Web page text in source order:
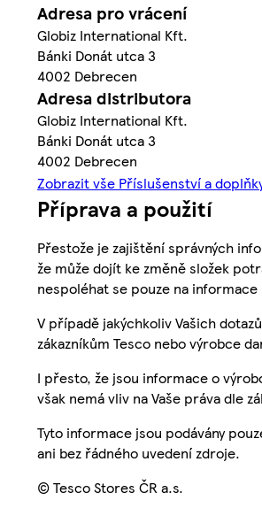
Adresa pro vrácení
Globiz International Kft.
Bánki Donát utca 3
4002 Debrecen
Adresa distributora
Globiz International Kft.
Bánki Donát utca 3
4002 Debrecen
Zobrazit vše Příslušenství a
Příprava a použití
Přestože je zajištění správných
že může dojít ke změně složek
nespoléhat se pouze na
V případě jakýchkoliv Vašich
zákazníkům Tesco nebo výrobce
I přesto, že jsou informace o
však nemá vliv na Vaše práva dle
Tyto informace jsou podávány
ani bez řádného uvedení zdroje.
© Tesco Stores ČR a.s.